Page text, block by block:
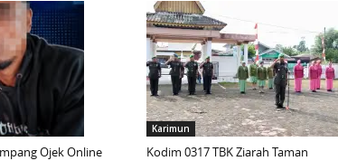
Ojek Online
Karimun
Kodim 0317 TBK Ziarah Taman